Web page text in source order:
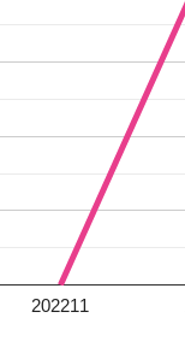
202211